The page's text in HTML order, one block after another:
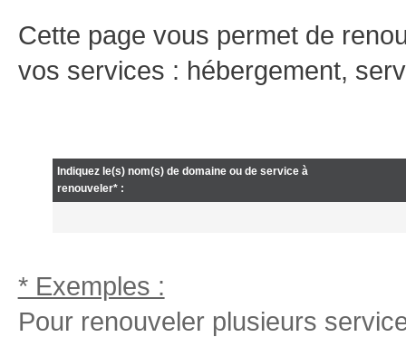
Cette page vous permet de
vos services : hébergement,
Indiquez le(s) nom(s) de domaine ou de service à
renouveler* :
* Exemples :
Pour renouveler plusieurs